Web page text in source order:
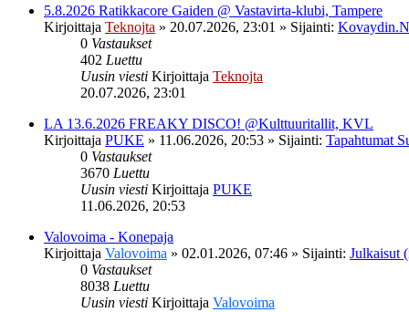
5.8.2026 Ratikkacore Gaiden @ Vastavirta-klubi, Tampere
Kirjoittaja Teknojta » 20.07.2026, 23:01 » Sijainti:
0 Vastaukset
402 Luettu
Uusin viesti Kirjoittaja Teknojta
20.07.2026, 23:01
LA 13.6.2026 FREAKY DISCO! @Kulttuuritallit, KVL
Kirjoittaja PUKE » 11.06.2026, 20:53 » Sijainti: Tapahtumat
0 Vastaukset
3670 Luettu
Uusin viesti Kirjoittaja PUKE
11.06.2026, 20:53
Valovoima - Konepaja
Kirjoittaja Valovoima » 02.01.2026, 07:46 » Sijainti: Julkaisut
0 Vastaukset
8038 Luettu
Uusin viesti Kirjoittaja Valovoima